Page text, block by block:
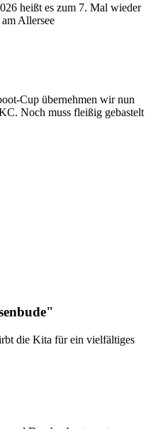
heißt es zum 7. Mal wieder
Allersee
Cup übernehmen wir nun
Noch muss fleißig gebastelt
die Kita für ein vielfältiges